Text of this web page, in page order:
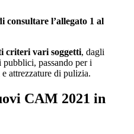
consultare l’allegato 1 al
criteri vari soggetti, dagli
passando per i
attrezzature di pulizia.
CAM 2021 in